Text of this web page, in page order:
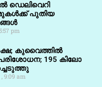
ഡെലിവെറി
പുതിയ
pm
കുവൈത്തിൽ
195 കിലോ
9:09 am